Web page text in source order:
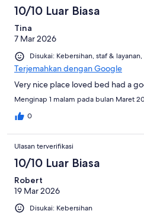
10/10 Luar Biasa
Tina
7 Mar 2026
Disukai: Kebersihan, staf &
Terjemahkan dengan Google
Very nice place loved bed had a
Menginap 1 malam pada bulan Maret
0
Ulasan terverifikasi
10/10 Luar Biasa
Robert
19 Mar 2026
Disukai: Kebersihan